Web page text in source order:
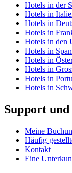
Hotels in der
Hotels in
Hotels in
Hotels in
Hotels in den
Hotels in
Hotels in
Hotels in
Hotels in
Hotels in
Support
Meine
Häufig
Kontakt
Eine